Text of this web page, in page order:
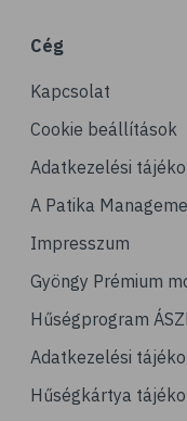
# csonttörés
# mozgásszervi
# köszvény
#
# tél
#
# kardiológia
#
Cég
Kapcsolat
Cookie beállítások
Adatkezelési
A Patika
Impresszum
Gyöngy Prémium
Hűségprogram
Adatkezelési
Hűségkártya